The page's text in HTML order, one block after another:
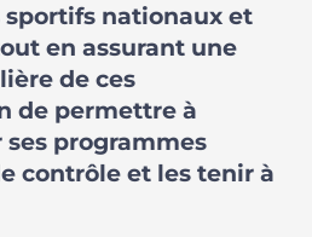
sportifs nationaux et
en assurant une
de ces
de permettre à
ses programmes
contrôle et les tenir à